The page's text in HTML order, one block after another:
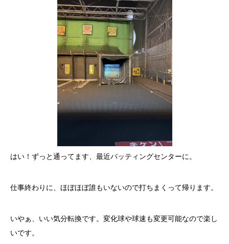
はい！ずっと通ってます、最近バッティングセンターに。
仕事終わりに、ほぼほぼ誰もいないので打ちまくって帰ります。
いやぁ、いい気分転換です。変化球や球速も変更可能なので楽し
いです。